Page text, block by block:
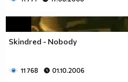
Skindred - Nobody
11 768 01.10.2006